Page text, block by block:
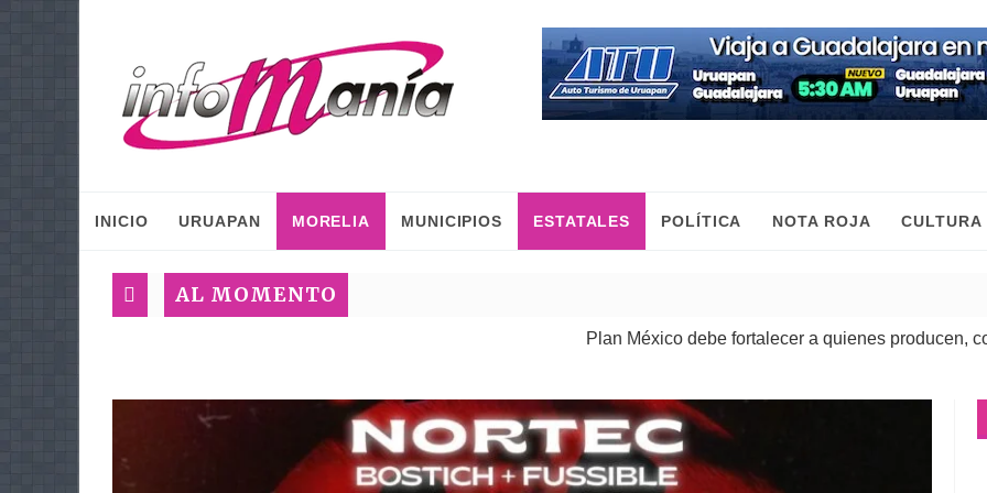
INICIO URUAPAN MORELIA MUNICIPIOS ESTATALES POLÍTICA NOTA ROJA CULTURA
AL MOMENTO
Plan México debe fortalecer a quienes producen, comercian y